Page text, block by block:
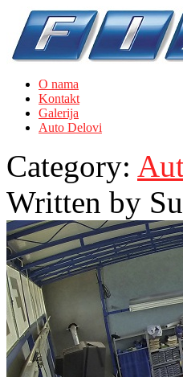
O nama
Kontakt
Galerija
Auto Delovi
Category:
Written by